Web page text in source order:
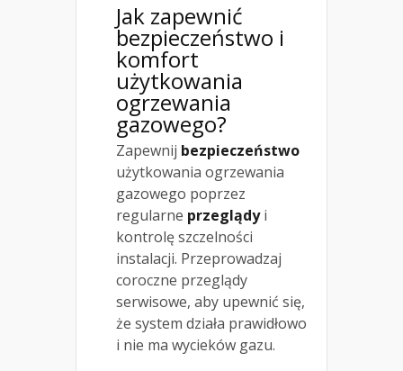
Jak zapewnić
bezpieczeństwo i
komfort
użytkowania
ogrzewania
gazowego?
Zapewnij bezpieczeństwo
użytkowania ogrzewania
gazowego poprzez
regularne przeglądyi
kontrolę szczelności
instalacji. Przeprowadzaj
coroczne przeglądy
serwisowe, aby upewnić się,
że system działa prawidłowo
i nie ma wycieków gazu.